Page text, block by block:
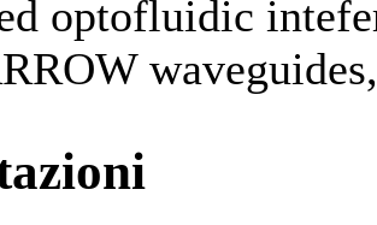
optofluidic